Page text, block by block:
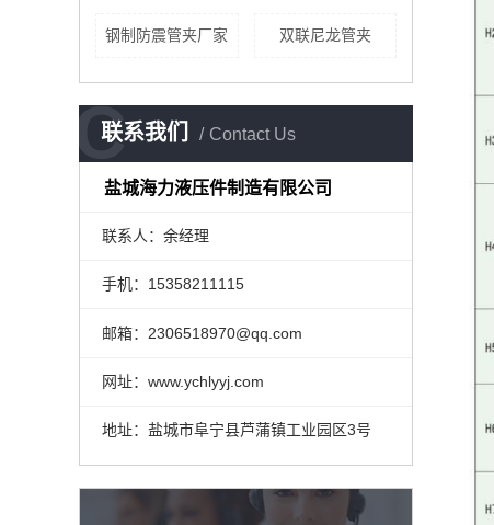
钢制防震管夹厂家 双联尼龙管夹
联系我们 Contact Us
C
盐城海力液压件制造有限公司
联系人：余经理
手机：15358211115
邮箱：2306518970@qq.com
网址：www.ychlyyj.com
地址：盐城市阜宁县芦蒲镇工业园区3号